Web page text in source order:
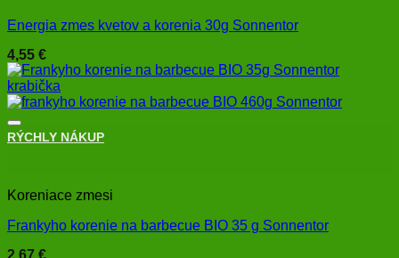
Energia zmes kvetov a korenia 30g Sonnentor
4,55 €
+
RÝCHLY NÁKUP
Koreniace zmesi
Frankyho korenie na barbecue BIO 35 g Sonnentor